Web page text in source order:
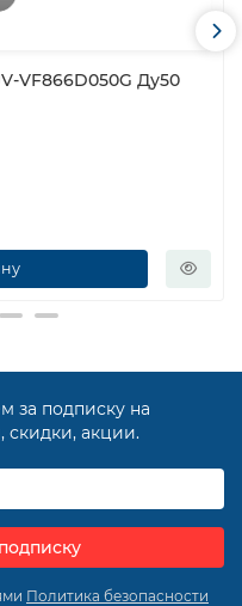
VF866D050G Ду50
за подписку на
скидки, акции.
Политика безопасности